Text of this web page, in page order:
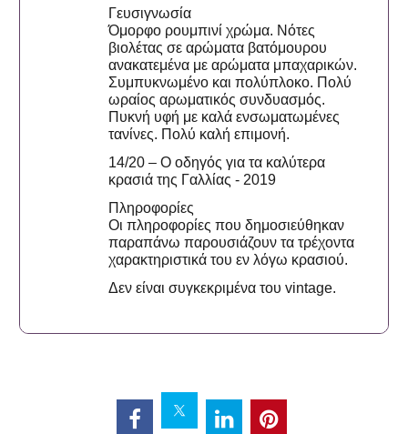
Γευσιγνωσία
Όμορφο ρουμπινί χρώμα. Νότες
βιολέτας σε αρώματα βατόμουρου
ανακατεμένα με αρώματα μπαχαρικών.
Συμπυκνωμένο και πολύπλοκο. Πολύ
ωραίος αρωματικός συνδυασμός.
Πυκνή υφή με καλά ενσωματωμένες
τανίνες. Πολύ καλή επιμονή.
14/20 – Ο οδηγός για τα καλύτερα
κρασιά της Γαλλίας - 2019
Πληροφορίες
Οι πληροφορίες που δημοσιεύθηκαν
παραπάνω παρουσιάζουν τα τρέχοντα
χαρακτηριστικά του εν λόγω κρασιού.
Δεν είναι συγκεκριμένα του vintage.